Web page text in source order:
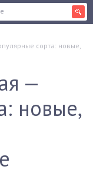
сорта: новые,
—
новые,